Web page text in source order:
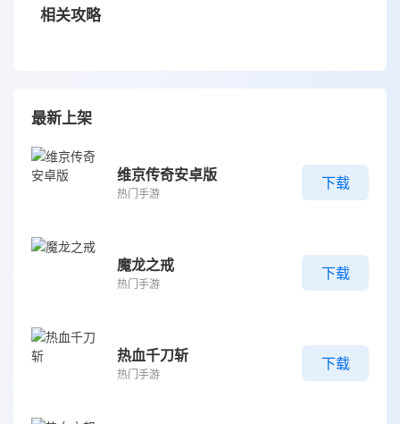
相关攻略
最新上架
维京传奇安卓版
热门手游
下载
魔龙之戒
热门手游
下载
热血千刀斩
热门手游
下载